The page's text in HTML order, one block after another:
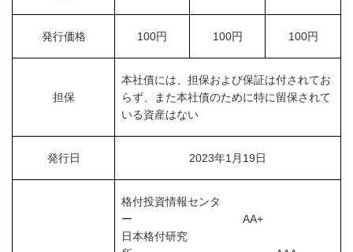
発行価格 100円 100円 100円
担保
本社債には、担保および保証は付されてお
らず、また本社債のために特に留保されて
いる資産はない
発行日 2023年1月19日
格付投資情報センタ
ー AA+
日本格付研究